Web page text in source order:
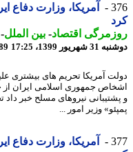
آمریکا، وزارت دفاع ایران
اقتصاد-بین الملل-
1399، 17:25
آمریکا تحریم های بیشتری علیه
جمهوری اسلامی ایران از جمله
نیروهای مسلح خبر داد
وزیر امور ...
آمریکا، وزارت دفاع ایران